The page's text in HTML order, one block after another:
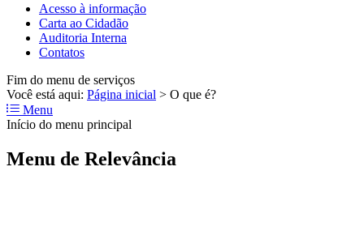
Acesso à informação
Carta ao Cidadão
Auditoria Interna
Contatos
Fim do menu de serviços
Você está aqui: Página inicial > O que é?
Menu
Início do menu principal
Menu de Relevância